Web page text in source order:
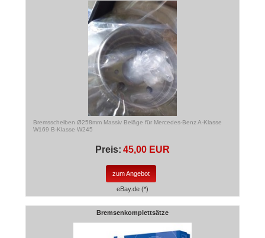
Bremsscheiben Ø258mm Massiv Beläge für Mercedes-Benz A-Klasse
W169 B-Klasse W245
Preis: 45,00 EUR
zum Angebot
eBay.de (*)
Bremsenkomplettsätze